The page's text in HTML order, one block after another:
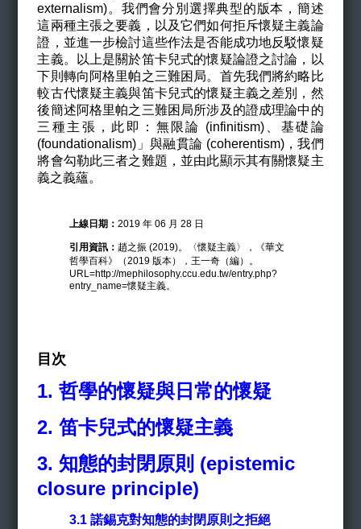
externalism)。我們會分別選擇典型的版本，簡述
這兩種主張之要義，以及它們如何拒斥懷疑主義論
證，並進一步檢討這些作法是否能成功地反駁懷疑
主義。以上是關於笛卡兒式的懷疑論證之討論，以
下則轉向阿格里帕之三難困局。首先我們將約略比
較古代懷疑主義與笛卡兒式的懷疑主義之差別，然
後簡述阿格里帕之三難困局所涉及的證成理論中的
三種主張，此即：無限論 (infinitism)、基礎論
(foundationalism)」與融貫論 (coherentism)，我們
將會勾勒此三者之難題，並由此顯示其有關懷疑主
義之義蘊。
上線日期：2019 年 06 月 28 日
引用資訊： 趙之振 (2019)。〈懷疑主義〉，《華文
哲學百科》（2019 版本），王一奇（編）。
URL=http://mephilosophy.ccu.edu.tw/entry.php?
entry_name=懷疑主義。
目次
1. 哲學的懷疑與日常的懷疑
2. 笛卡兒式的懷疑主義
3. 知態的封閉原則 (epistemic
closure principle)
3.1諾錫克對知態的封閉原則之拒絕